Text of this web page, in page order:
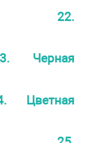
22.
Черная
Цветная